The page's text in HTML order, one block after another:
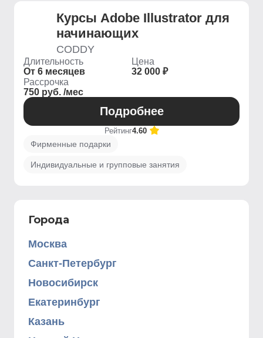
Курсы Adobe Illustrator для
начинающих
CODDY
Длительность
От 6 месяцев
Цена
32 000 ₽
Рассрочка
750 руб. /мес
Подробнее
Рейтинг4.60
Фирменные подарки
Индивидуальные и групповые занятия
Города
Москва
Санкт-Петербург
Новосибирск
Екатеринбург
Казань